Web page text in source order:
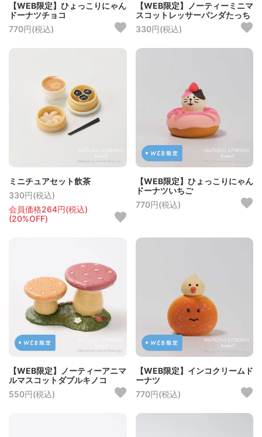
【WEB限定】ひょっこりにゃん
ドーナツチョコ
770円(税込)
【WEB限定】ノーティーミニマ
スコットレッサーパンダたっち
330円(税込)
ミニチュアセット飲茶
330円(税込)
会員価格264円(税込)
(20%OFF)
【WEB限定】ひょっこりにゃん
ドーナツいちご
770円(税込)
【WEB限定】ノーティーアニマ
ルマスコットダブルキノコ
550円(税込)
【WEB限定】インコクリームド
ーナツ
770円(税込)